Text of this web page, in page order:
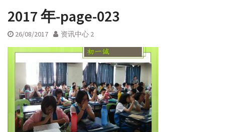
2017 年-page-023
26/08/2017 资讯中心 2